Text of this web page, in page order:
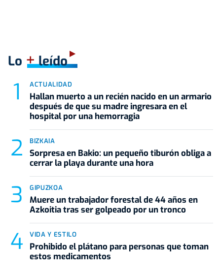
Lo +leído
ACTUALIDAD
Hallan muerto a un recién nacido en un armario
después de que su madre ingresara en el
hospital por una hemorragia
BIZKAIA
Sorpresa en Bakio: un pequeño tiburón obliga a
cerrar la playa durante una hora
GIPUZKOA
Muere un trabajador forestal de 44 años en
Azkoitia tras ser golpeado por un tronco
VIDA Y ESTILO
Prohibido el plátano para personas que toman
estos medicamentos